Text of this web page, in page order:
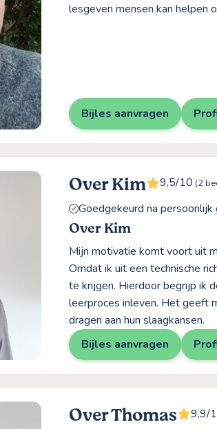
lesgeven mensen kan helpen
Bijles aanvragen
Over Kim 9,5/10 (2
Goedgekeurd na persoonlijk
Over Kim
Mijn motivatie komt voort uit
Omdat ik uit een technische
te krijgen. Hierdoor begrijp ik
leerproces inleven. Het geeft
dragen aan hun slaagkansen.
Bijles aanvragen
Over Thomas 9,9/